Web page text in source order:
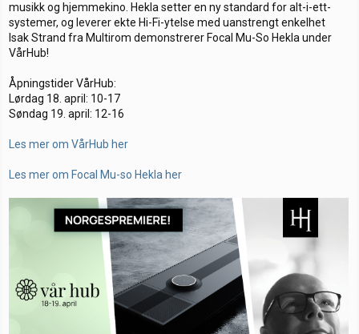
r
t
e
r
t
o
i
musikk og hjemmekino. Hekla setter en ny standard for alt-i-ett-
systemer, og leverer ekte Hi-Fi-ytelse med uanstrengt enkelhet
Isak Strand fra Multirom demonstrerer Focal Mu-So Hekla under
VårHub!
Åpningstider VårHub:
Lørdag 18. april: 10-17
Søndag 19. april: 12-16
Les mer om VårHub her
Les mer om Focal Mu-so Hekla her